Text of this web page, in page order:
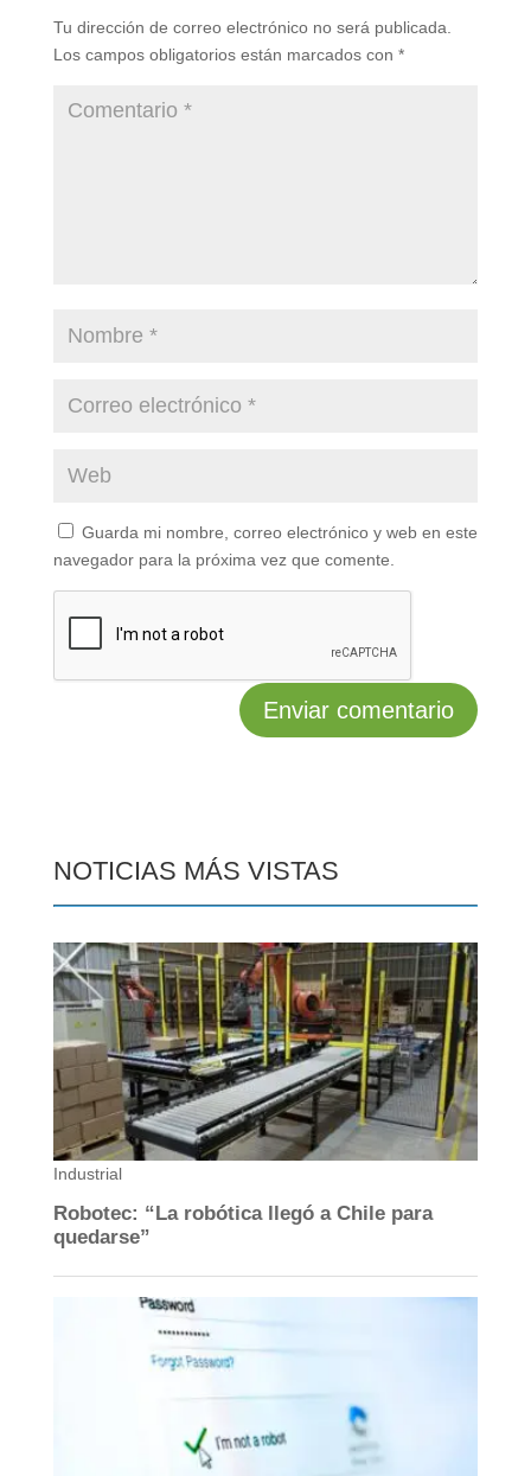
Tu dirección de correo electrónico no será publicada.
Los campos obligatorios están marcados con *
Guarda mi nombre, correo electrónico y web en este
navegador para la próxima vez que comente.
NOTICIAS MÁS VISTAS